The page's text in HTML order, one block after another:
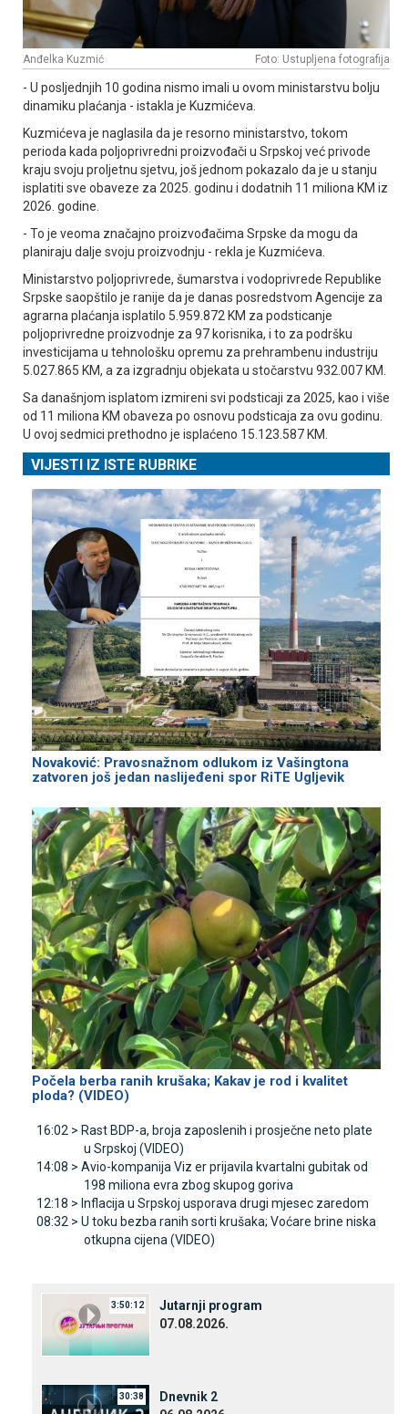
Anđelka Kuzmić Foto: Ustupljena fotografija
- U posljednjih 10 godina nismo imali u ovom ministarstvu bolju
dinamiku plaćanja - istakla je Kuzmićeva.
Kuzmićeva je naglasila da je resorno ministarstvo, tokom
perioda kada poljoprivredni proizvođači u Srpskoj već privode
kraju svoju proljetnu sjetvu, još jednom pokazalo da je u stanju
isplatiti sve obaveze za 2025. godinu i dodatnih 11 miliona KM iz
2026. godine.
- To je veoma značajno proizvođačima Srpske da mogu da
planiraju dalje svoju proizvodnju - rekla je Kuzmićeva.
Ministarstvo poljoprivrede, šumarstva i vodoprivrede Republike
Srpske saopštilo je ranije da je danas posredstvom Agencije za
agrarna plaćanja isplatilo 5.959.872 KM za podsticanje
poljoprivredne proizvodnje za 97 korisnika, i to za podršku
investicijama u tehnološku opremu za prehrambenu industriju
5.027.865 KM, a za izgradnju objekata u stočarstvu 932.007 KM.
Sa današnjom isplatom izmireni svi podsticaji za 2025, kao i više
od 11 miliona KM obaveza po osnovu podsticaja za ovu godinu.
U ovoj sedmici prethodno je isplaćeno 15.123.587 KM.
VIJESTI IZ ISTE RUBRIKE
Novaković: Pravosnažnom odlukom iz Vašingtona
zatvoren još jedan naslijeđeni spor RiTE Ugljevik
Počela berba ranih krušaka; Kakav je rod i kvalitet
ploda? (VIDEO)
16:02 > Rast BDP-a, broja zaposlenih i prosječne neto plate
u Srpskoj (VIDEO)
14:08 > Avio-kompanija Viz er prijavila kvartalni gubitak od
198 miliona evra zbog skupog goriva
12:18 > Inflacija u Srpskoj usporava drugi mjesec zaredom
08:32 > U toku bezba ranih sorti krušaka; Voćare brine niska
otkupna cijena (VIDEO)
3:50:12
Јutarnji program
07.08.2026.
30:38
Dnevnik 2